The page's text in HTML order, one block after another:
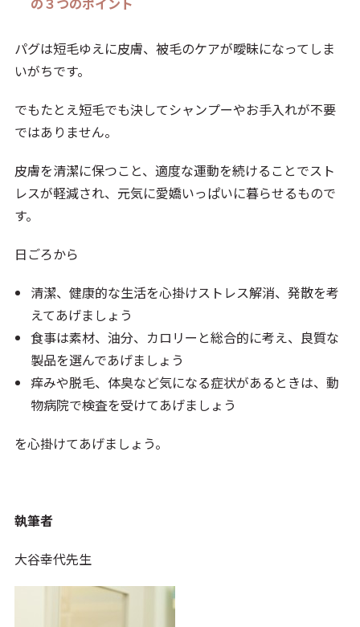
パグは短毛ゆえに皮膚、被毛のケアが曖昧になってしま
いがちです。
でもたとえ短毛でも決してシャンプーやお手入れが不要
ではありません。
皮膚を清潔に保つこと、適度な運動を続けることでスト
レスが軽減され、元気に愛嬌いっぱいに暮らせるもので
す。
日ごろから
清潔、健康的な生活を心掛けストレス解消、発散を考
えてあげましょう
食事は素材、油分、カロリーと総合的に考え、良質な
製品を選んであげましょう
痒みや脱毛、体臭など気になる症状があるときは、動
物病院で検査を受けてあげましょう
を心掛けてあげましょう。
執筆者
大谷幸代先生